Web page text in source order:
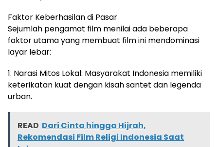
Faktor Keberhasilan di Pasar
Sejumlah pengamat film menilai ada beberapa
faktor utama yang membuat film ini mendominasi
layar lebar:
1. Narasi Mitos Lokal: Masyarakat Indonesia memiliki
keterikatan kuat dengan kisah santet dan legenda
urban.
READ Dari Cinta hingga Hijrah,
Rekomendasi Film Religi Indonesia Saat